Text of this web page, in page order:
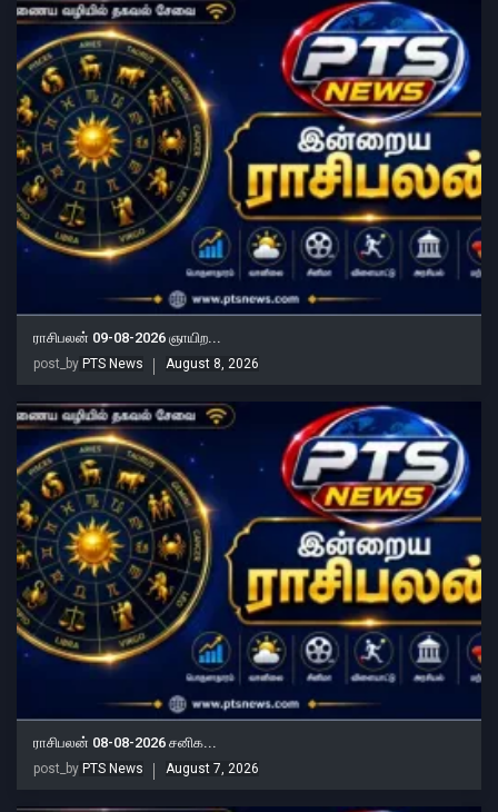
ராசிபலன் 09-08-2026 ஞாயிற...
post_by PTS News August 8, 2026
ராசிபலன் 08-08-2026 சனிக...
post_by PTS News August 7, 2026